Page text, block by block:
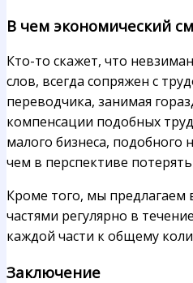
В чем экономический
Кто-то скажет, что
слов, всегда сопряжен с
переводчика, занимая
компенсации подобных
малого бизнеса,
чем в перспективе
Кроме того, мы предлагаем
частями регулярно в
каждой части к общему
Заключение